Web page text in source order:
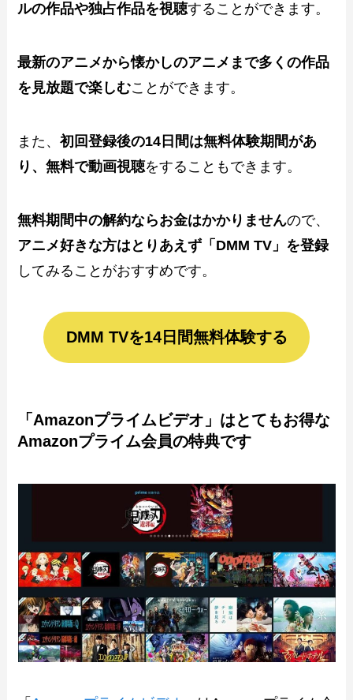
ルの作品や独占作品を視聴することができます。
最新のアニメから懐かしのアニメまで多くの作品
を見放題で楽しむことができます。
また、初回登録後の14日間は無料体験期間があ
り、無料で動画視聴をすることもできます。
無料期間中の解約ならお金はかかりませんので、
アニメ好きな方はとりあえず「DMM TV」を登録
してみることがおすすめです。
DMM TVを14日間無料体験する
「Amazonプライムビデオ」はとてもお得な
Amazonプライム会員の特典です